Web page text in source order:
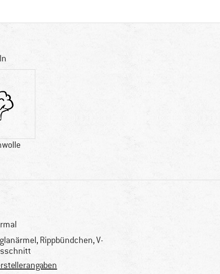
Rippbündchen, V-